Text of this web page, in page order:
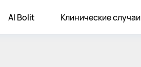
AI Bolit Клинические случаи